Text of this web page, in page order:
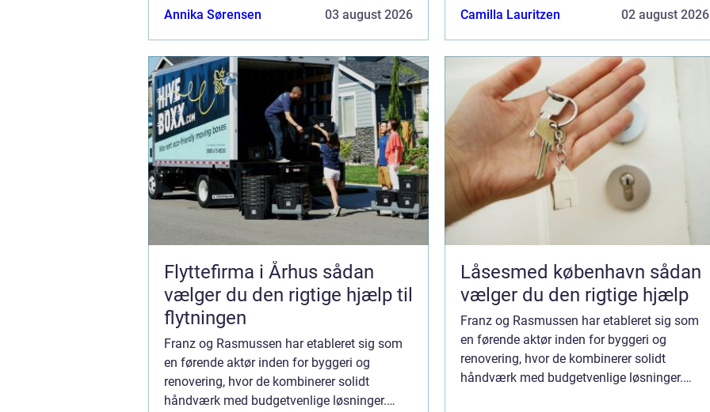
Annika Sørensen 03 august 2026
Med et fokus på kvalitet og detaljer leverer
Camilla Lauritzen 02 august 2026
Flyttefirma i Århus sådan
vælger du den rigtige hjælp til
flytningen
Franz og Rasmussen har etableret sig som
en førende aktør inden for byggeri og
renovering, hvor de kombinerer solidt
håndværk med budgetvenlige løsninger.
Låsesmed københavn sådan
vælger du den rigtige hjælp
Franz og Rasmussen har etableret sig som
en førende aktør inden for byggeri og
renovering, hvor de kombinerer solidt
håndværk med budgetvenlige løsninger.